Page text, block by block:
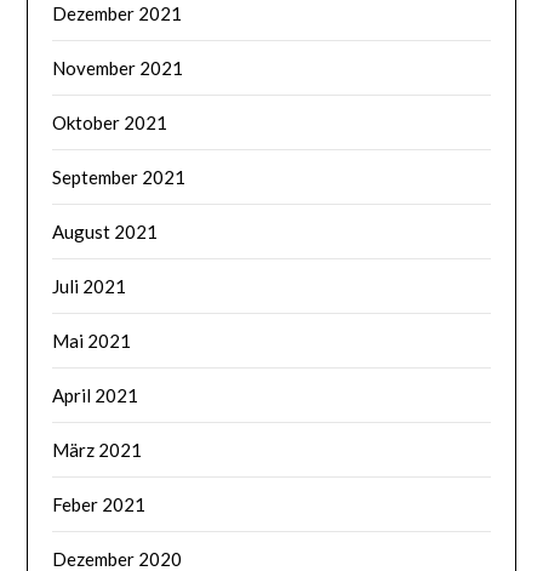
Dezember 2021
November 2021
Oktober 2021
September 2021
August 2021
Juli 2021
Mai 2021
April 2021
März 2021
Feber 2021
Dezember 2020